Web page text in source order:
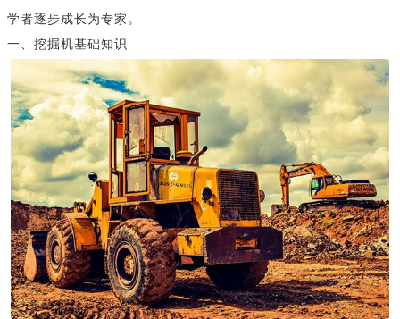
学者逐步成长为专家。
一、挖掘机基础知识